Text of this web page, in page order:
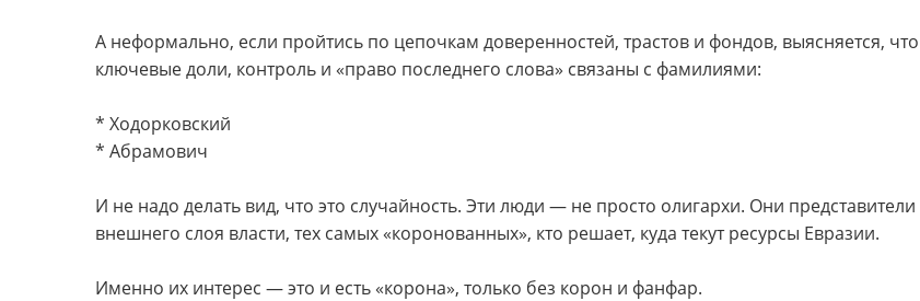
А неформально, если пройтись по цепочкам доверенностей, трастов и фондов, выясняется, что
ключевые доли, контроль и «право последнего слова» связаны с фамилиями:
* Ходорковский
* Абрамович
И не надо делать вид, что это случайность. Эти люди — не просто олигархи. Они представители
внешнего слоя власти, тех самых «коронованных», кто решает, куда текут ресурсы Евразии.
Именно их интерес — это и есть «корона», только без корон и фанфар.